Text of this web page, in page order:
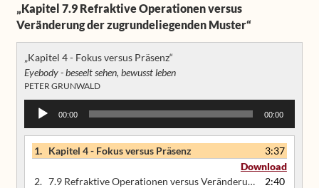
„Kapitel 7.9 Refraktive Operationen versus
Veränderung der zugrundeliegenden Muster“
„Kapitel 4 - Fokus versus Präsenz“
Eyebody - beseelt sehen, bewusst leben
PETER GRUNWALD
Audio
Player
00:00 00:00
1. Kapitel 4 - Fokus versus Präsenz
3:37
Download
2. 7.9 Refraktive Operationen versus Veränderung der zugrundeliegenden Muster
2:40